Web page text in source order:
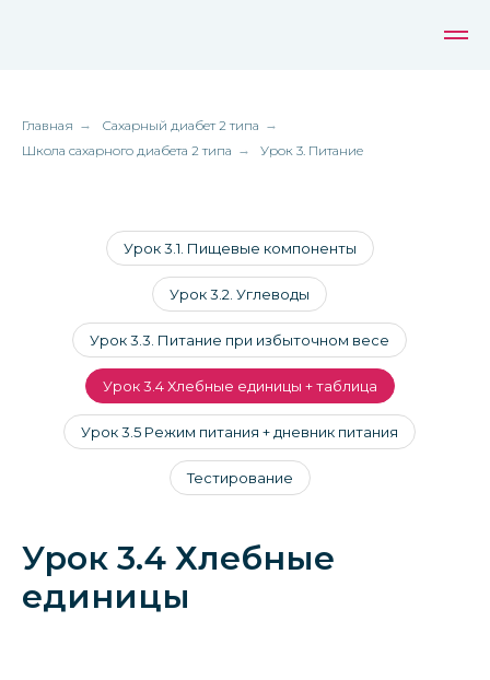
Главная → Сахарный диабет 2 типа →
Школа сахарного диабета 2 типа → Урок 3. Питание
Урок 3.1. Пищевые компоненты
Урок 3.2. Углеводы
Урок 3.3. Питание при избыточном весе
Урок 3.4 Хлебные единицы + таблица
Урок 3.5 Режим питания + дневник питания
Тестирование
Урок 3.4 Хлебные
единицы